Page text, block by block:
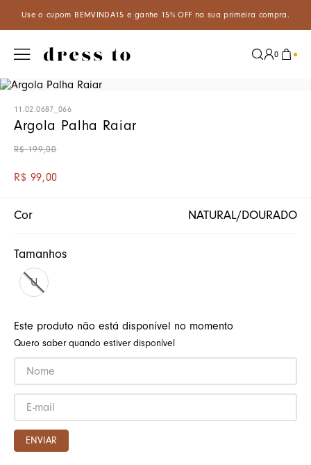
BEMVINDA15 e ganhe 15% OFF na sua primeira compra.
0
11.02.0687_066
Argola Palha Raiar
R$ 199,00
R$ 99,00
Cor NATURAL/DOURADO
Tamanhos
U
Este produto não está disponível no momento
Quero saber quando estiver disponível
ENVIAR